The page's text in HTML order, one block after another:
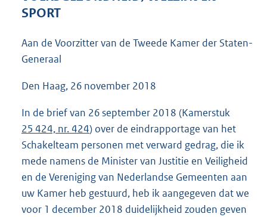
b
SPORT
Aan de Voorzitter van de Tweede Kamer der Staten-
Generaal
Den Haag, 26 november 2018
In de brief van 26 september 2018 (Kamerstuk
25 424, nr. 424) over de eindrapportage van het
Schakelteam personen met verward gedrag, die ik
mede namens de Minister van Justitie en Veiligheid
en de Vereniging van Nederlandse Gemeenten aan
uw Kamer heb gestuurd, heb ik aangegeven dat we
voor 1 december 2018 duidelijkheid zouden geven